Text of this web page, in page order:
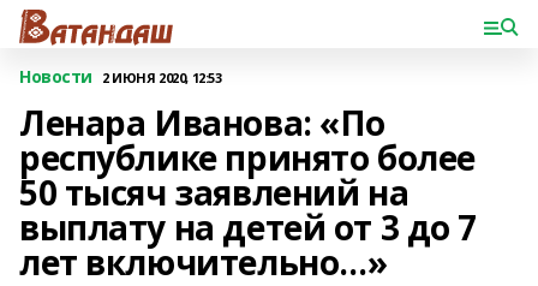
Новости 2 ИЮНЯ 2020, 12:53
Ленара Иванова: «По
республике принято более
50 тысяч заявлений на
выплату на детей от 3 до 7
лет включительно…»